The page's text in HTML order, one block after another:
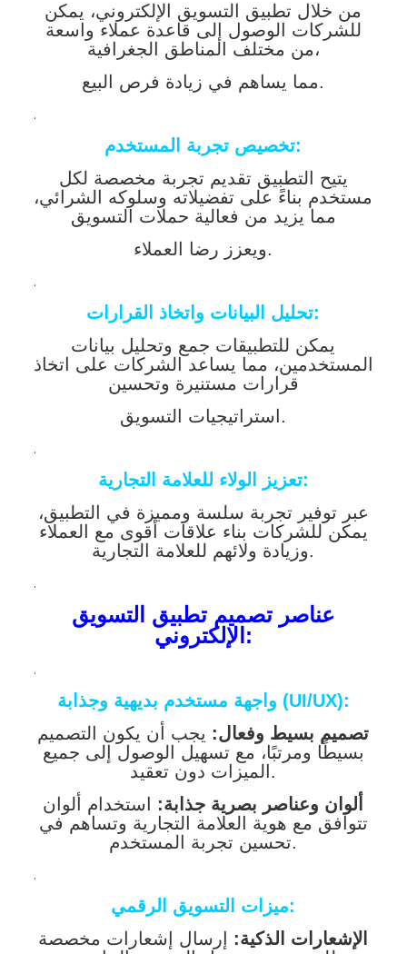
من خلال تطبيق التسويق الإلكتروني، يمكن
للشركات الوصول إلى قاعدة عملاء واسعة
من مختلف المناطق الجغرافية،
مما يساهم في زيادة فرص البيع.
.
تخصيص تجربة المستخدم:
يتيح التطبيق تقديم تجربة مخصصة لكل
مستخدم بناءً على تفضيلاته وسلوكه الشرائي،
مما يزيد من فعالية حملات التسويق
ويعزز رضا العملاء.
.
تحليل البيانات واتخاذ القرارات:
يمكن للتطبيقات جمع وتحليل بيانات
المستخدمين، مما يساعد الشركات على اتخاذ
قرارات مستنيرة وتحسين
استراتيجيات التسويق.
.
تعزيز الولاء للعلامة التجارية:
عبر توفير تجربة سلسة ومميزة في التطبيق،
يمكن للشركات بناء علاقات أقوى مع العملاء
وزيادة ولائهم للعلامة التجارية.
.
عناصر تصميم تطبيق التسويق
الإلكتروني:
.
واجهة مستخدم بديهية وجذابة (UI/UX):
تصميم بسيط وفعال: يجب أن يكون التصميم
بسيطًا ومرتبًا، مع تسهيل الوصول إلى جميع
الميزات دون تعقيد.
ألوان وعناصر بصرية جذابة: استخدام ألوان
تتوافق مع هوية العلامة التجارية وتساهم في
تحسين تجربة المستخدم.
.
ميزات التسويق الرقمي:
الإشعارات الذكية: إرسال إشعارات مخصصة